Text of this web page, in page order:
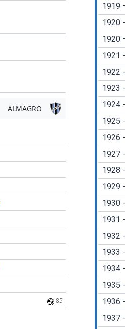
ALMAGRO
85'
1919
1920
1920
1921
1922
1923
1924
1925
1926
1927
1928
1929
1930
1931
1932
1933
1934
1935
1936
1937